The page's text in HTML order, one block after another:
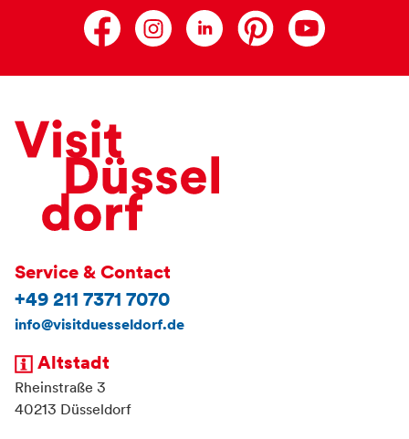
Service & Contact
+49 211 7371 7070
info@visitduesseldorf.de
Altstadt
Rheinstraße 3
40213 Düsseldorf